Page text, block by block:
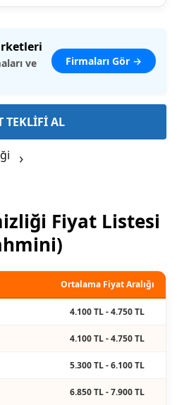
ve
Firmaları Gör →
TEKLİFİ AL
Fiyat Listesi
Ortalama Fiyat Aralığı
4.100 TL - 4.750 TL
4.100 TL - 4.750 TL
5.300 TL - 6.100 TL
6.850 TL - 7.900 TL